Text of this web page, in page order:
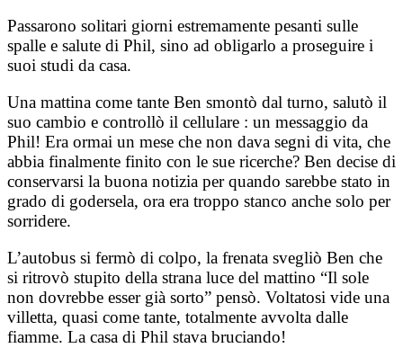
Passarono solitari giorni estremamente pesanti sulle
spalle e salute di Phil, sino ad obligarlo a proseguire i
suoi studi da casa.
Una mattina come tante Ben smontò dal turno, salutò il
suo cambio e controllò il cellulare : un messaggio da
Phil! Era ormai un mese che non dava segni di vita, che
abbia finalmente finito con le sue ricerche? Ben decise di
conservarsi la buona notizia per quando sarebbe stato in
grado di godersela, ora era troppo stanco anche solo per
sorridere.
L’autobus si fermò di colpo, la frenata svegliò Ben che
si ritrovò stupito della strana luce del mattino “Il sole
non dovrebbe esser già sorto” pensò. Voltatosi vide una
villetta, quasi come tante, totalmente avvolta dalle
fiamme. La casa di Phil stava bruciando!